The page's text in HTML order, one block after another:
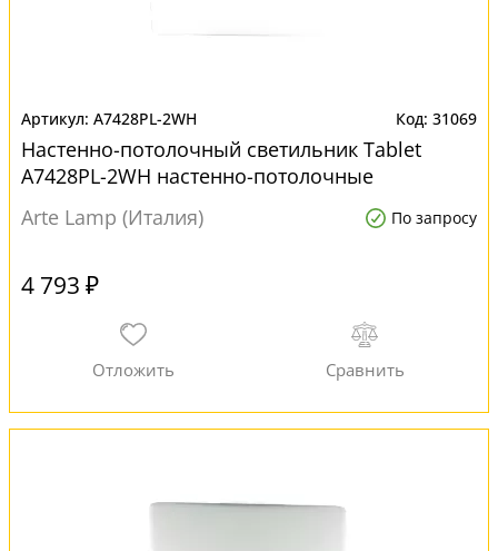
A7428PL-2WH 31069
Настенно-потолочный светильник Tablet
A7428PL-2WH настенно-потолочные
Arte Lamp (Италия)
По запросу
4 793 ₽